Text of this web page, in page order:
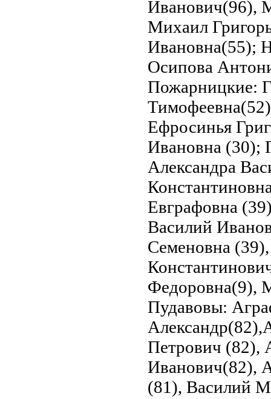
Иванович(96),
Михаил
Ивановна(55);
Осипова
Пожарницкие:
Ефросинья
Ивановна (30);
Александра
Евграфовна
Василий
Семеновна
Федоровна(9),
Пудавовы:
Петрович (82),
Иванович(82),
(81), Василий